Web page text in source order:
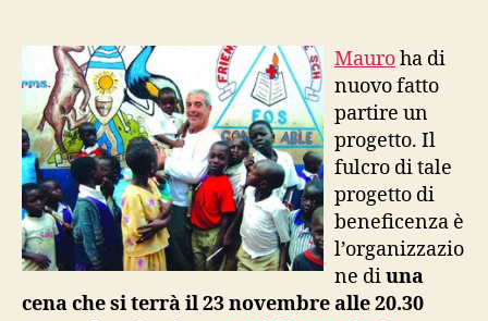
Mauroha di
nuovo fatto
partire un
progetto. Il
fulcro di tale
progetto di
beneficenza è
l’organizzazio
ne diuna
cena che si terrà il 23 novembre alle 20.30